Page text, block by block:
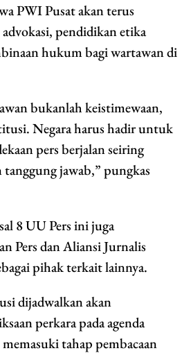
PWI Pusat akan terus
pendidikan etika
hukum bagi wartawan di
bukanlah keistimewaan,
Negara harus hadir untuk
pers berjalan seiring
tanggung jawab,” pungkas
8 UU Pers ini juga
Pers dan Aliansi Jurnalis
pihak terkait lainnya.
dijadwalkan akan
perkara pada agenda
tahap pembacaan